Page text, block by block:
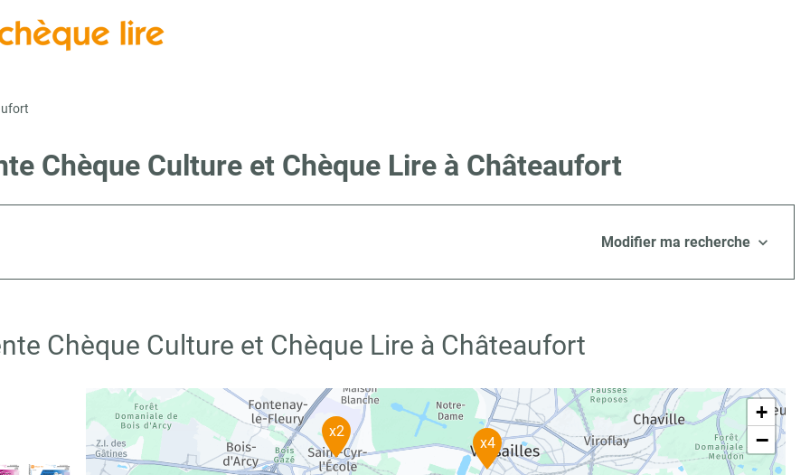
Chèque Culture et Chèque Lire à Châteaufort
Modifier ma recherche
Chèque Culture et Chèque Lire à Châteaufort
x2
x4
+
−